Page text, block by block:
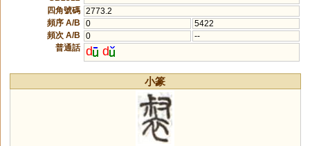
四角號碼 2773.2
頻序 A/B
0
5422
頻次 A/B
0
--
普通話 d d
小篆